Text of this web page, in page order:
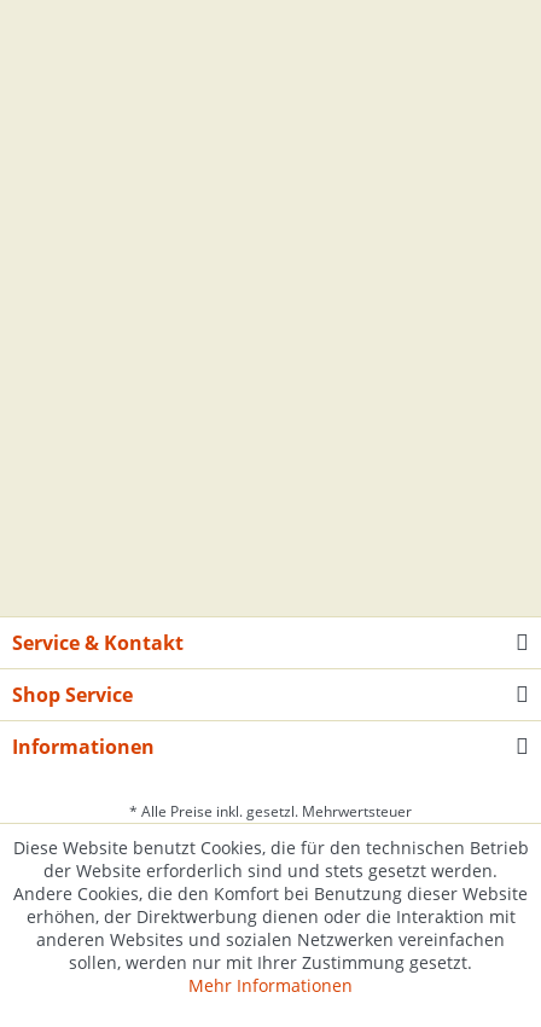
Service & Kontakt
Shop Service
Informationen
* Alle Preise inkl. gesetzl. Mehrwertsteuer
Diese Website benutzt Cookies, die für den technischen Betrieb
der Website erforderlich sind und stets gesetzt werden.
Andere Cookies, die den Komfort bei Benutzung dieser Website
erhöhen, der Direktwerbung dienen oder die Interaktion mit
anderen Websites und sozialen Netzwerken vereinfachen
sollen, werden nur mit Ihrer Zustimmung gesetzt.
Mehr Informationen